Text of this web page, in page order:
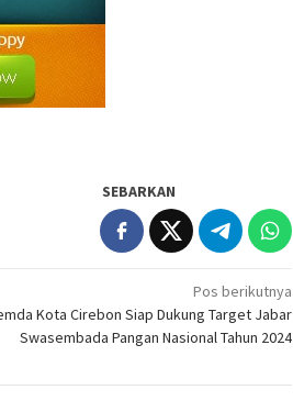
SEBARKAN
Pos berikutnya
Kota Cirebon Siap Dukung Target Jabar
Swasembada Pangan Nasional Tahun 2024